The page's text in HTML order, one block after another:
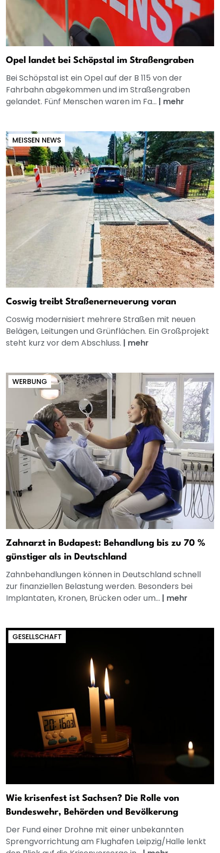
Opel landet bei Schöpstal im Straßengraben
Bei Schöpstal ist ein Opel auf der B 115 von der
Fahrbahn abgekommen und im Straßengraben
gelandet. Fünf Menschen waren im Fa... | mehr
MEISSEN NEWS
Coswig treibt Straßenerneuerung voran
Coswig modernisiert mehrere Straßen mit neuen
Belägen, Leitungen und Grünflächen. Ein Großprojekt
steht kurz vor dem Abschluss. | mehr
WERBUNG
Zahnarzt in Budapest: Behandlung bis zu 70 %
günstiger als in Deutschland
Zahnbehandlungen können in Deutschland schnell
zur finanziellen Belastung werden. Besonders bei
Implantaten, Kronen, Brücken oder um... | mehr
GESELLSCHAFT
Wie krisenfest ist Sachsen? Die Rolle von
Bundeswehr, Behörden und Bevölkerung
Der Fund einer Drohne mit einer unbekannten
Sprengvorrichtung am Flughafen Leipzig/Halle lenkt